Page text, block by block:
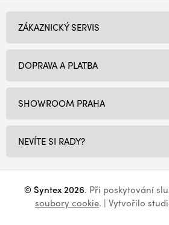
SHOWROOM PRAHA
NEVÍTE SI RADY?
ZÁKAZNICKÝ SERVIS
DOPRAVA A PLATBA
© Syntex 2026. Při poskytování
soubory cookie. | Vytvořilo